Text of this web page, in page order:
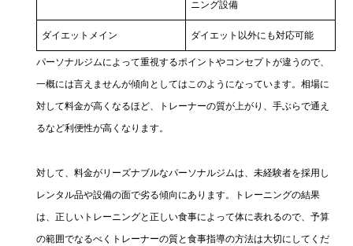
ニング設備
ダイエットメイン ダイエット以外にも対応可能
パーソナルジムによって重視するポイントやコンセプトが違うので、
一概には言えませんが傾向としてはこのようになっています。相場に
対して料金が高くなるほど、トレーナーの質が上がり、手ぶらで通え
るなど利便性が高くなります。
対して、料金がリーズナブルなパーソナルジムは、未経験者を採用し
レンタル品や設備の面で劣る傾向にあります。トレーニングの結果
は、正しいトレーニングと正しい食事によって体に表れるので、予算
の範囲でなるべくトレーナーの質と食事指導の方法は大切にしてくだ